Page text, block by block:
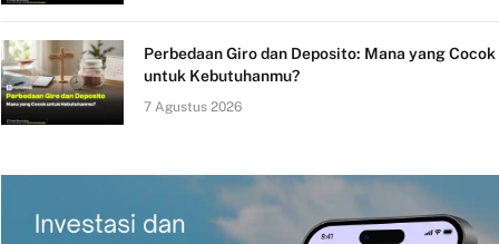
Perbedaan Giro dan Deposito: Mana yang Cocok
untuk Kebutuhanmu?
7 Agustus 2026